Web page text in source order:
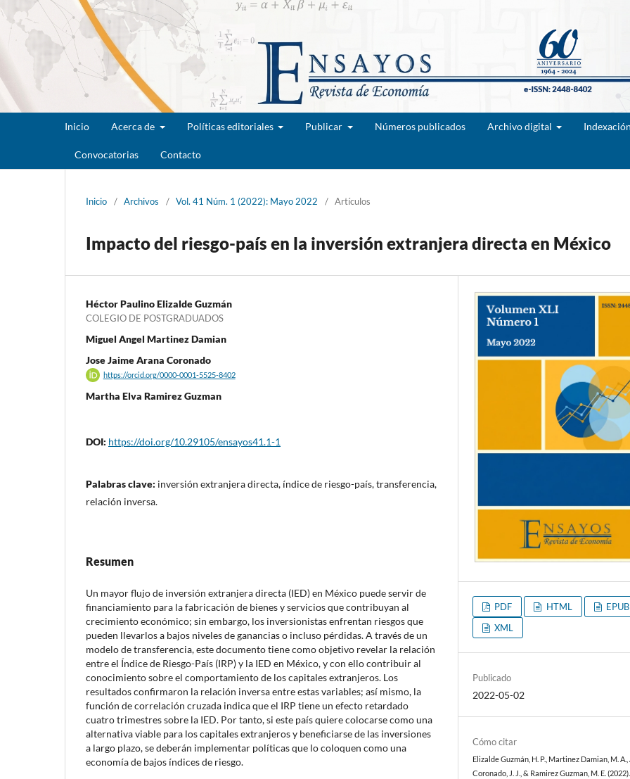
Inicio Acerca de Políticas editoriales Publicar Números publicados Archivo digital Indexación
Convocatorias Contacto
Inicio / Archivos / Vol. 41 Núm. 1 (2022): Mayo 2022 / Artículos
Impacto del riesgo-país en la inversión extranjera directa en México
Héctor Paulino Elizalde Guzmán
COLEGIO DE POSTGRADUADOS
Miguel Angel Martinez Damian
Jose Jaime Arana Coronado
https://orcid.org/0000-0001-5525-8402
Martha Elva Ramirez Guzman
DOI: https://doi.org/10.29105/ensayos41.1-1
Palabras clave: inversión extranjera directa, índice de riesgo-país, transferencia,
relación inversa.
Resumen
Un mayor flujo de inversión extranjera directa (IED) en México puede servir de
financiamiento para la fabricación de bienes y servicios que contribuyan al
crecimiento económico; sin embargo, los inversionistas enfrentan riesgos que
pueden llevarlos a bajos niveles de ganancias o incluso pérdidas. A través de un
modelo de transferencia, este documento tiene como objetivo revelar la relación
entre el Índice de Riesgo-País (IRP) y la IED en México, y con ello contribuir al
conocimiento sobre el comportamiento de los capitales extranjeros. Los
resultados confirmaron la relación inversa entre estas variables; así mismo, la
función de correlación cruzada indica que el IRP tiene un efecto retardado
cuatro trimestres sobre la IED. Por tanto, si este país quiere colocarse como una
alternativa viable para los capitales extranjeros y beneficiarse de las inversiones
a largo plazo, se deberán implementar políticas que lo coloquen como una
economía de bajos índices de riesgo.
PDF HTML
EPUB
XML
Publicado
2022-05-02
Cómo citar
Elizalde Guzmán, H. P., Martinez Damian, M. A.,
Coronado, J. J., & Ramirez Guzman, M. E. (2022).